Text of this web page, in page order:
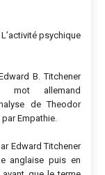
psychique
B. Titchener
allemand
de Theodor
Empathie.
Edward Titchener
anglaise puis en